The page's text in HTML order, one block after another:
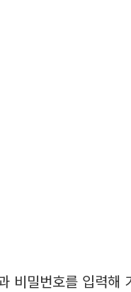
비밀번호를 입력해